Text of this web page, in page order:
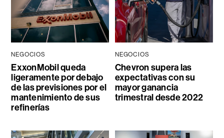
NEGOCIOS
ExxonMobil queda
ligeramente por debajo
de las previsiones por el
mantenimiento de sus
refinerías
NEGOCIOS
Chevron supera las
expectativas con su
mayor ganancia
trimestral desde 2022